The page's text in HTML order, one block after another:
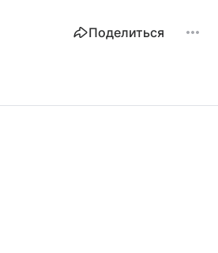
Поделиться